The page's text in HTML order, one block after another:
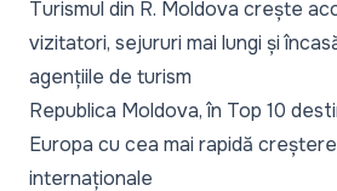
Turismul din R. Moldova crește
vizitatori, sejururi mai lungi și
agențiile de turism
Republica Moldova, în Top 10
Europa cu cea mai rapidă
internaționale